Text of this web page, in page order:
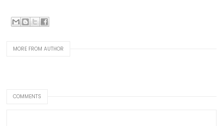
MORE FROM AUTHOR
COMMENTS